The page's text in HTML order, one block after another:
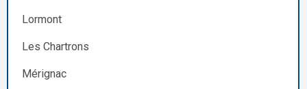
Lormont
Les Chartrons
Mérignac